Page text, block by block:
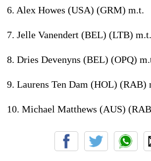
6. Alex Howes (USA) (GRM) m.t.
7. Jelle Vanendert (BEL) (LTB) m.t.
8. Dries Devenyns (BEL) (OPQ)
9. Laurens Ten Dam (HOL) (RAB)
10. Michael Matthews (AUS)